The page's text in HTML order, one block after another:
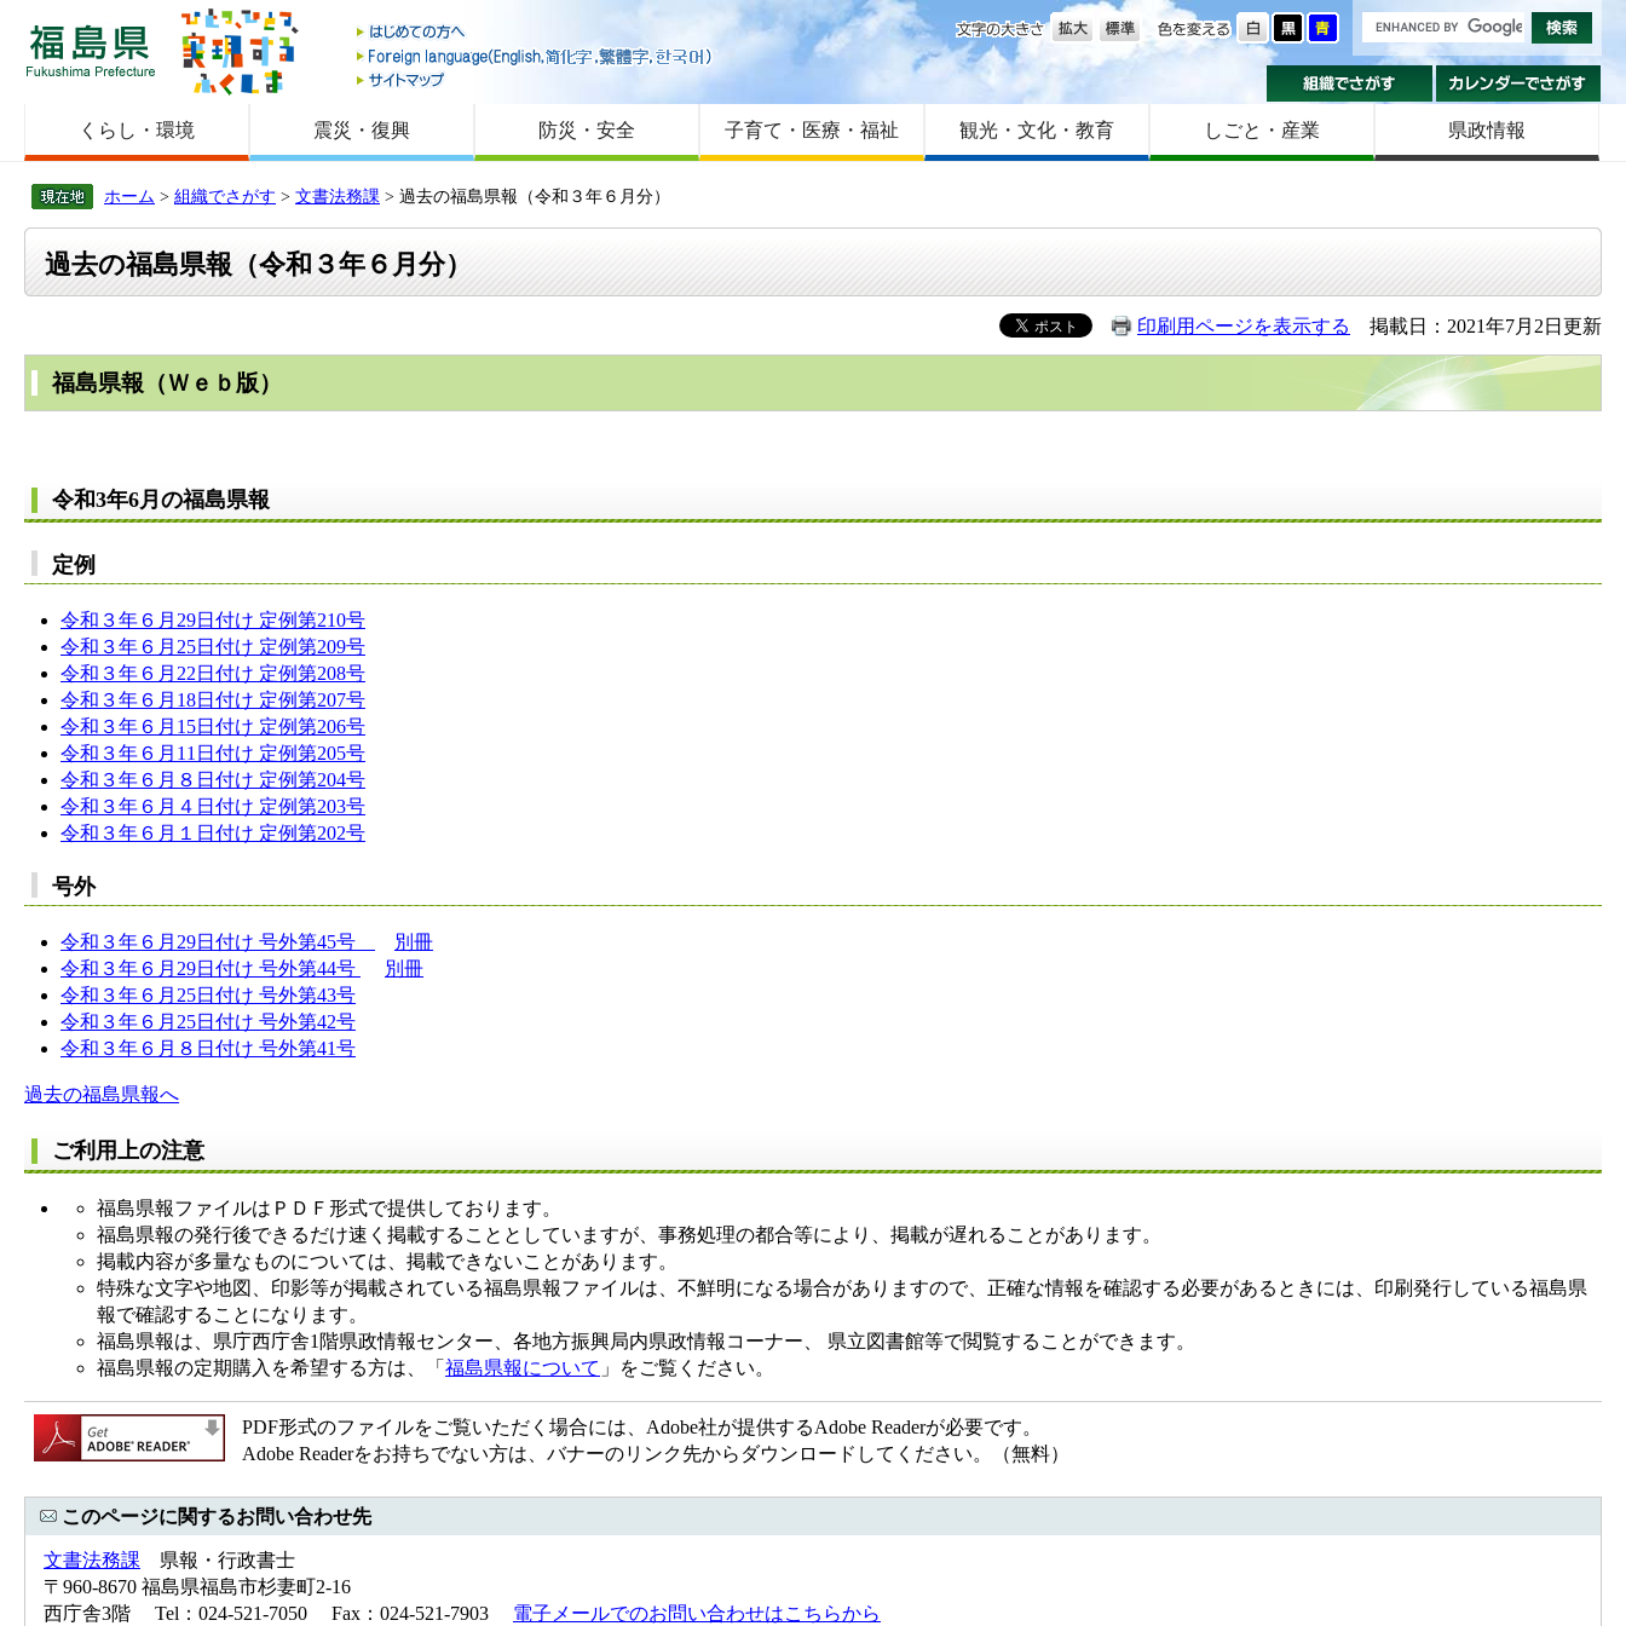
福島県
はじめての方へ
Foreign language
サイトマップ
色を変える
文字の大きさ
組織でさがす
くらし・環境 震災・復興 防災・安全 子育て・医療・福祉 観光・文化・教育 しごと・産業 県政情報
ホーム > 組織でさがす > 文書法務課 > 過去の福島県報（令和３年６月分）
過去の福島県報（令和３年６月分）
印刷用ページを表示する 掲載日：2021年7月2日更新
福島県報（Ｗｅｂ版）
令和3年6月の福島県報
定例
令和３年６月29日付け 定例第210号
令和３年６月25日付け 定例第209号
令和３年６月22日付け 定例第208号
令和３年６月18日付け 定例第207号
令和３年６月15日付け 定例第206号
令和３年６月11日付け 定例第205号
令和３年６月８日付け 定例第204号
令和３年６月４日付け 定例第203号
令和３年６月１日付け 定例第202号
号外
令和３年６月29日付け 号外第45号
別冊
令和３年６月29日付け 号外第44号
別冊
令和３年６月25日付け 号外第43号
令和３年６月25日付け 号外第42号
令和３年６月８日付け 号外第41号
過去の福島県報へ
ご利用上の注意
福島県報ファイルはＰＤＦ形式で提供しております。
福島県報の発行後できるだけ速く掲載することとしていますが、事務処理の都合等により、掲載が遅れることがあります。
掲載内容が多量なものについては、掲載できないことがあります。
特殊な文字や地図、印影等が掲載されている福島県報ファイルは、不鮮明になる場合がありますので、正確な情報を確認する必要があるときには、印刷発行している福島県
報で確認することになります。
福島県報は、県庁西庁舎1階県政情報センター、各地方振興局内県政情報コーナー、 県立図書館等で閲覧することができます。
福島県報の定期購入を希望する方は、「 福島県報について 」をご覧ください。
PDF形式のファイルをご覧いただく場合には、Adobe社が提供するAdobe Readerが必要です。
Adobe Readerをお持ちでない方は、バナーのリンク先からダウンロードしてください。（無料）
このページに関するお問い合わせ先
文書法務課 県報・行政書士
〒960-8670 福島県福島市杉妻町2-16
西庁舎3階 Tel：024-521-7050 Fax：024-521-7903 電子メールでのお問い合わせはこちらから